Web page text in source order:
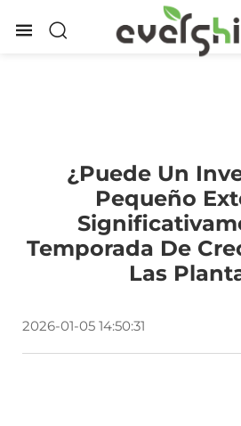
¿Puede Un
Pequeño
Temporada De
Las
2026-01-05 14:50:31